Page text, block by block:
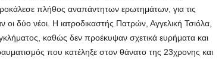
πλήθος αναπάντητων ερωτημάτων, για τις
οι δύο νέοι. Η ιατροδικαστής Πατρών, Αγγελική Τσιόλα,
καθώς δεν προέκυψαν σχετικά ευρήματα και
που κατέληξε στον θάνατο της 23χρονης και